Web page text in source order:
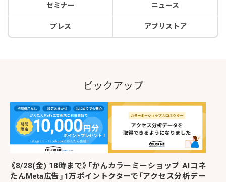
セミナー ニュース
プレス アプリストア
ピックアップ
《8/28(金) 18時まで》「かん
たんMeta広告」1万ポイント
カラーミーショップ AIコネ
クターで「アクセス分析デー